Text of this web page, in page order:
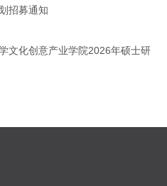
招募通知
文化创意产业学院2026年硕士研